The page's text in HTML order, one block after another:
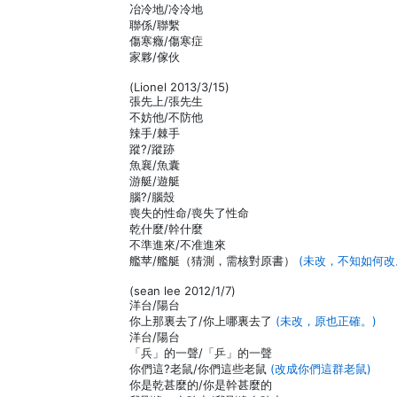
冶冷地/冷冷地
聯係/聯繫
傷寒癥/傷寒症
家夥/傢伙
(Lionel 2013/3/15)
張先上/張先生
不妨他/不防他
辣手/棘手
蹤?/蹤跡
魚襄/魚囊
游艇/遊艇
腦?/腦殼
喪失的性命/喪失了性命
乾什麼/幹什麼
不準進來/不准進來
艦苹/艦艇（猜測，需核對原書） (未改，不知如何
(sean lee 2012/1/7)
洋台/陽台
你上那裏去了/你上哪裏去了 (未改，原也正確。)
洋台/陽台
「兵」的一聲/「乒」的一聲
你們這?老鼠/你們這些老鼠 (改成你們這群老鼠)
你是乾甚麼的/你是幹甚麼的